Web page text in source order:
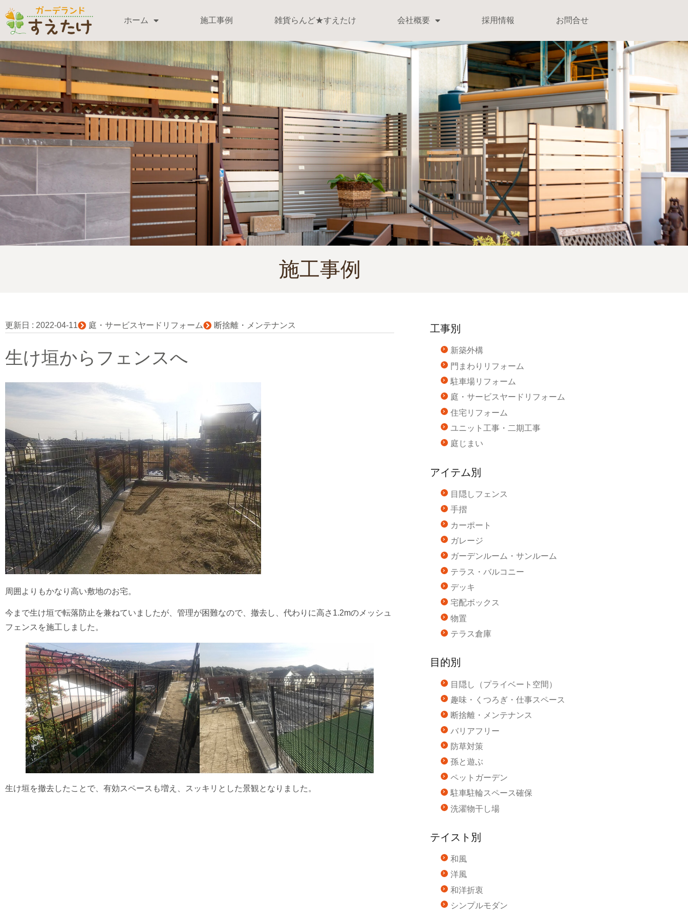
ホーム 施工事例 雑貨らんど★すえたけ 会社概要 採用情報 お問合せ
施工事例
更新日 : 2022-04-11 庭・サービスヤードリフォーム 断捨離・メンテナンス
生け垣からフェンスへ
周囲よりもかなり高い敷地のお宅。
今まで生け垣で転落防止を兼ねていましたが、管理が困難なので、撤去し、代わりに高さ1.2mのメッシュ
フェンスを施工しました。
生け垣を撤去したことで、有効スペースも増え、スッキリとした景観となりました。
工事別
新築外構
門まわりリフォーム
駐車場リフォーム
庭・サービスヤードリフォーム
住宅リフォーム
ユニット工事・二期工事
庭じまい
アイテム別
目隠しフェンス
手摺
カーポート
ガレージ
ガーデンルーム・サンルーム
テラス・バルコニー
デッキ
宅配ボックス
物置
テラス倉庫
目的別
目隠し（プライベート空間）
趣味・くつろぎ・仕事スペース
断捨離・メンテナンス
バリアフリー
防草対策
孫と遊ぶ
ペットガーデン
駐車駐輪スペース確保
洗濯物干し場
テイスト別
和風
洋風
和洋折衷
シンプルモダン